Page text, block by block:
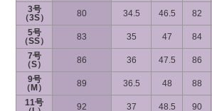
3号
（3S）
80 34.5 46.5 82
5号
（SS）
83 35 47 84
7号
（S）
86 36 47.5 86
9号
（M）
89 36.5 48 88
11号
92 37 48.5 90